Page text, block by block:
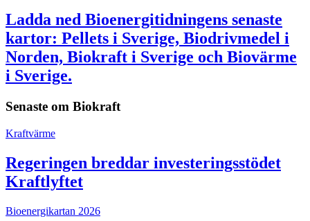
Ladda ned Bioenergitidningens senaste
kartor: Pellets i Sverige, Biodrivmedel i
Norden, Biokraft i Sverige och Biovärme
i Sverige.
Senaste om Biokraft
Kraftvärme
Regeringen breddar investeringsstödet
Kraftlyftet
Bioenergikartan 2026